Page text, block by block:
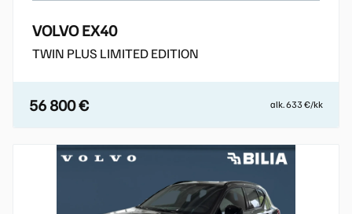
VOLVO EX40
TWIN PLUS LIMITED EDITION
56 800 € alk. 633 €/kk